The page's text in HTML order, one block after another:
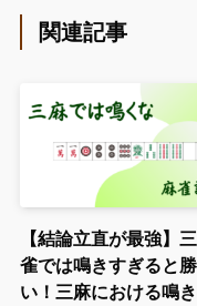
関連記事
【結論立直が最強】
雀では鳴きすぎると
い！三麻における鳴